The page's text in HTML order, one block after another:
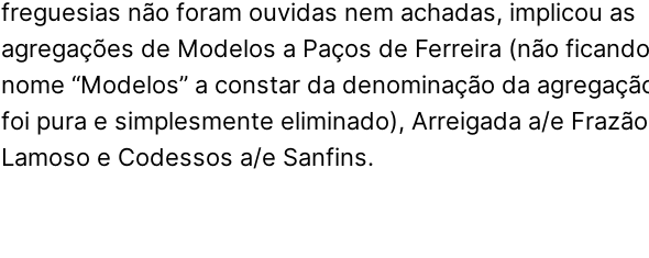
freguesias não foram ouvidas nem achadas, implicou as
agregações de Modelos a Paços de Ferreira (não
nome “Modelos” a constar da denominação da
foi pura e simplesmente eliminado), Arreigada a/e
Lamoso e Codessos a/e Sanfins.